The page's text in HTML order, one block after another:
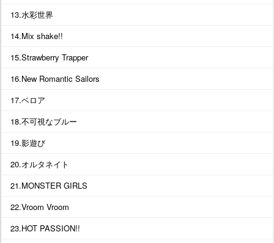
13.水彩世界
14.Mix shake!!
15.Strawberry Trapper
16.New Romantic Sailors
17.ベロア
18.不可視なブルー
19.影遊び
20.オルタネイト
21.MONSTER GIRLS
22.Vroom Vroom
23.HOT PASSION!!